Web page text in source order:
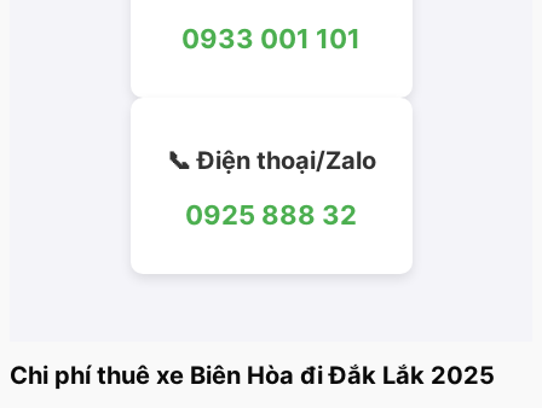
0933 001 101
📞 Điện thoại/Zalo
0925 888 32
Chi phí thuê xe Biên Hòa đi Đắk Lắk 2025